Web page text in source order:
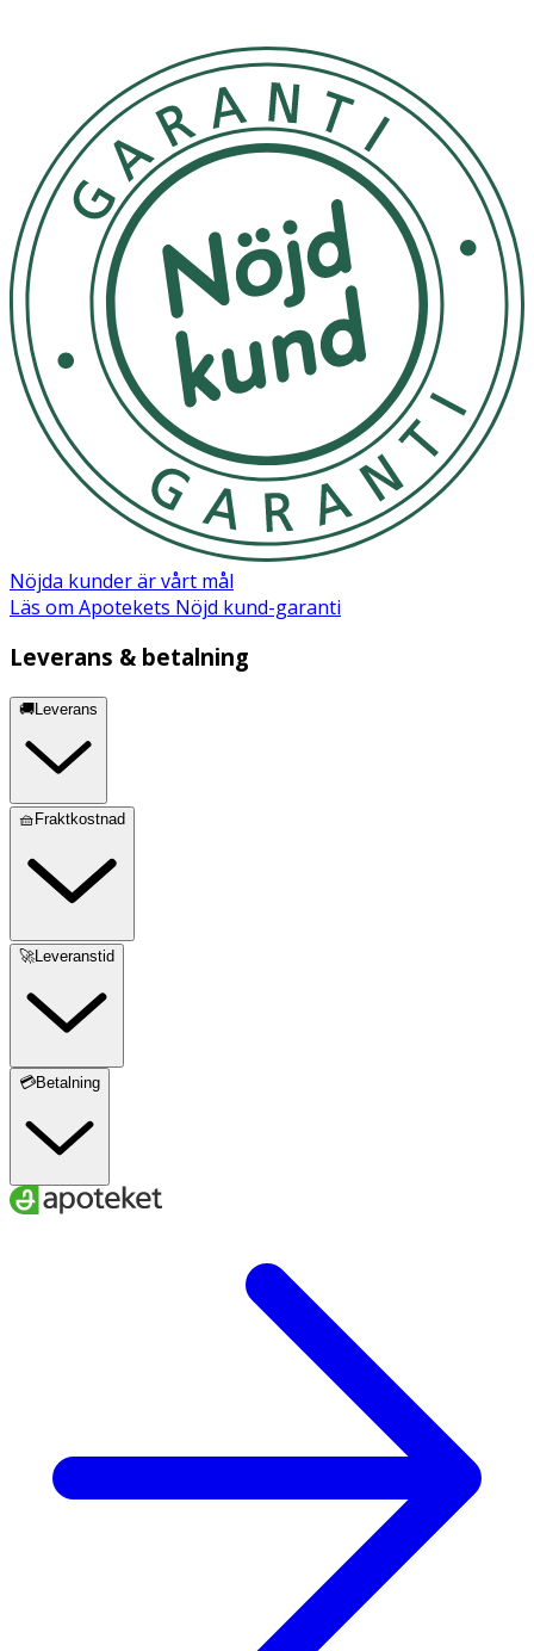
Nöjda kunder är vårt mål
Läs om Apotekets Nöjd kund-garanti
Leverans & betalning
🚚Leverans
🧺Fraktkostnad
🚀Leveranstid
💳Betalning